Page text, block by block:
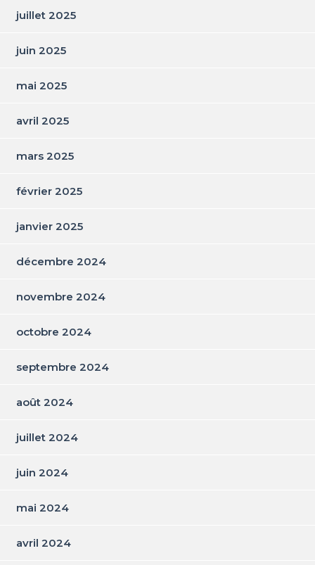
juillet 2025
juin 2025
mai 2025
avril 2025
mars 2025
février 2025
janvier 2025
décembre 2024
novembre 2024
octobre 2024
septembre 2024
août 2024
juillet 2024
juin 2024
mai 2024
avril 2024